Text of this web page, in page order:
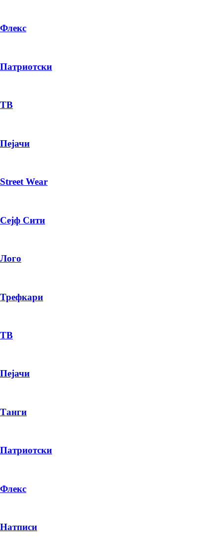
PRODUCT
ПЛАТИ ПРИ ДОСТАВА ВО КЕШ
Флекс
Патриотски
ТВ
Пејачи
Street Wear
Сејф Сити
Лого
Трефкари
ТВ
Пејачи
Танги
Патриотски
Флекс
Натписи